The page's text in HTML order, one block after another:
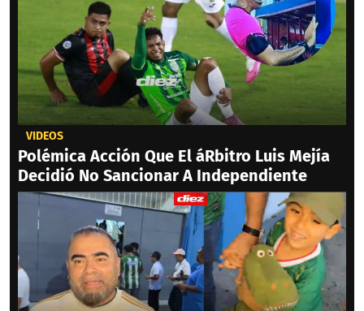
VIDEOS
Polémica Acción Que El áRbitro Luis Mejía
Decidió No Sancionar A Independiente